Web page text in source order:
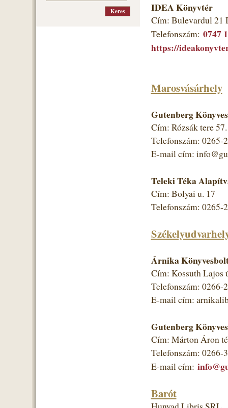
IDEA Könyvtér
Cím: Bulevardul 21
Telefonszám: 0747
https://
Marosvásárhely
Gutenberg
Cím: Rózsák tere
Telefonszám: 0265-
E-mail cím:
Teleki Téka
Cím: Bolyai u. 17
Telefonszám: 0265-
Árnika
Cím: Kossuth Lajos
Telefonszám: 0266-
E-mail cím:
Gutenberg
Cím: Márton Áron
Telefonszám: 0266-
E-mail cím:
Barót